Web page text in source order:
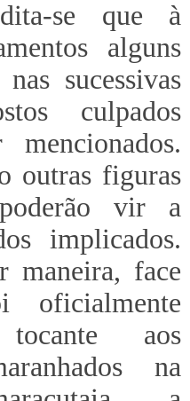
se que à
alguns
sucessivas
culpados
outras figuras
vir a
implicados.
maneira, face
aos
na